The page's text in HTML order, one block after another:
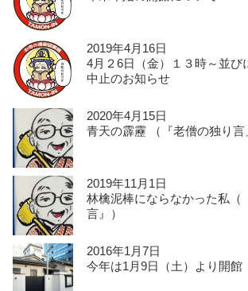
2019年4月16日
4月２6日（金）１３時～並び
中止のお知らせ
2020年4月15日
青天の霹靂 （『老僧の独り言
2019年11月1日
林檎泥棒にならなかった私（
言』）
2016年1月7日
今年は1月9日（土）より開館